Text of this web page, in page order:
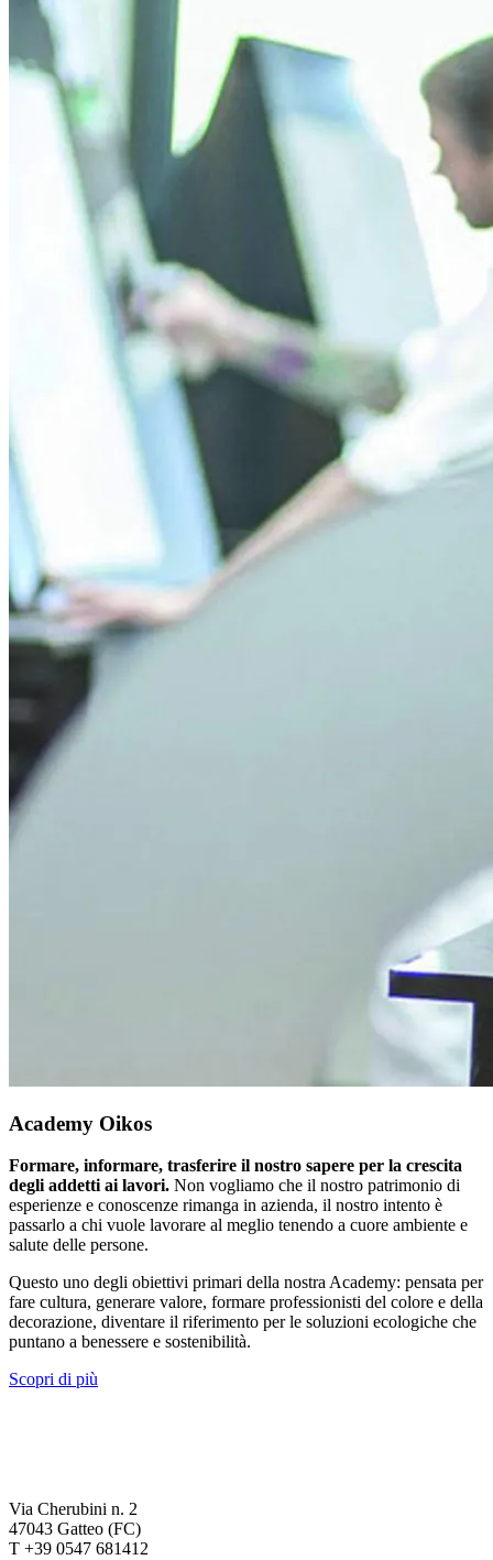
Academy Oikos
Formare, informare, trasferire il nostro sapere per la crescita
degli addetti ai lavori. Non vogliamo che il nostro patrimonio di
esperienze e conoscenze rimanga in azienda, il nostro intento è
passarlo a chi vuole lavorare al meglio tenendo a cuore ambiente e
salute delle persone.
Questo uno degli obiettivi primari della nostra Academy: pensata per
fare cultura, generare valore, formare professionisti del colore e della
decorazione, diventare il riferimento per le soluzioni ecologiche che
puntano a benessere e sostenibilità.
Scopri di più
Via Cherubini n. 2
47043 Gatteo (FC)
T +39 0547 681412